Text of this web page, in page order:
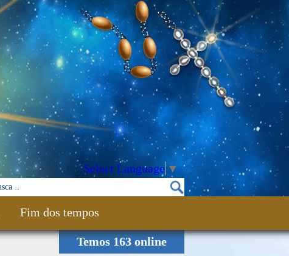
Select Language ▼
Fim dos tempos
Temos 163 online